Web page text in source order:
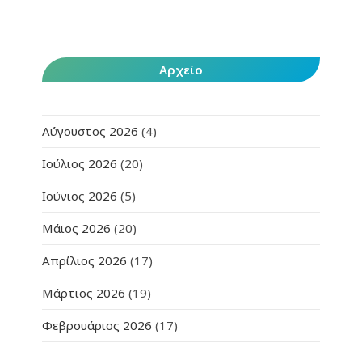
Αρχείο
Αύγουστος 2026 (4)
Ιούλιος 2026 (20)
Ιούνιος 2026 (5)
Μάιος 2026 (20)
Απρίλιος 2026 (17)
Μάρτιος 2026 (19)
Φεβρουάριος 2026 (17)